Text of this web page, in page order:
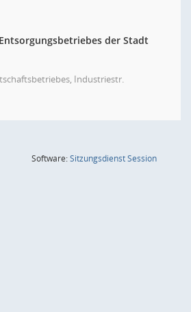
der Stadt
Industriestr.
Software:SitzungsdienstSession(Wird in